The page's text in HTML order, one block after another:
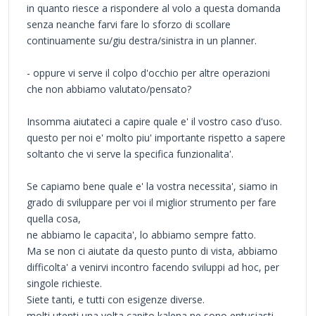
in quanto riesce a rispondere al volo a questa domanda
senza neanche farvi fare lo sforzo di scollare
continuamente su/giu destra/sinistra in un planner.
- oppure vi serve il colpo d'occhio per altre operazioni
che non abbiamo valutato/pensato?
Insomma aiutateci a capire quale e' il vostro caso d'uso.
questo per noi e' molto piu' importante rispetto a sapere
soltanto che vi serve la specifica funzionalita'.
Se capiamo bene quale e' la vostra necessita', siamo in
grado di sviluppare per voi il miglior strumento per fare
quella cosa,
ne abbiamo le capacita', lo abbiamo sempre fatto.
Ma se non ci aiutate da questo punto di vista, abbiamo
difficolta' a venirvi incontro facendo sviluppi ad hoc, per
singole richieste.
Siete tanti, e tutti con esigenze diverse.